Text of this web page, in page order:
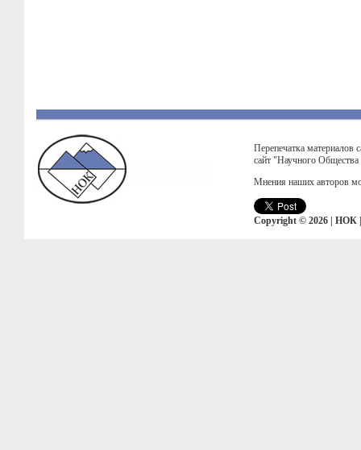
Перепечатка материалов
сайт "Научного
Мнения наших авторов
Copyright © 2026 | НОК